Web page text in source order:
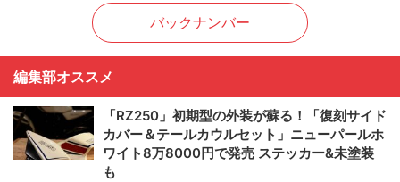
バックナンバー
編集部オススメ
「RZ250」初期型の外装が蘇る！「復刻サイド
カバー＆テールカウルセット」ニューパールホ
ワイト8万8000円で発売 ステッカー&未塗装
も